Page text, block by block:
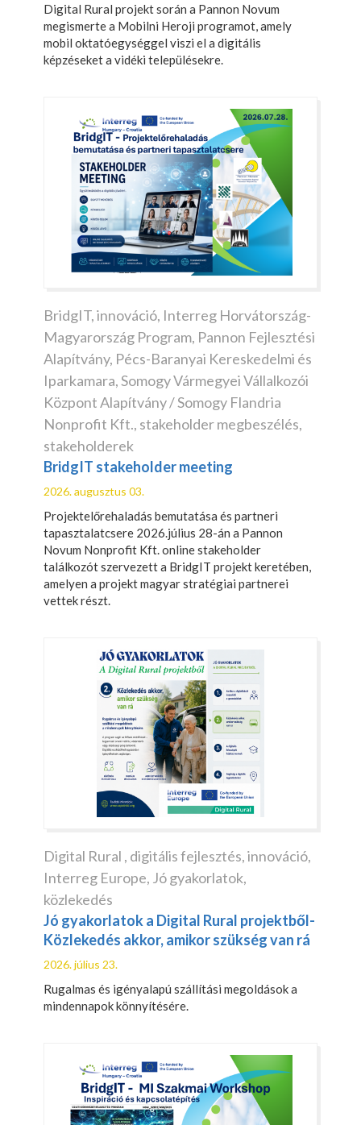
Digital Rural projekt során a Pannon Novum
megismerte a Mobilni Heroji programot, amely
mobil oktatóegységgel viszi el a digitális
képzéseket a vidéki településekre.
BridgIT,innováció, Interreg Horvátország-
Magyarország Program, Pannon Fejlesztési
Alapítvány, Pécs-Baranyai Kereskedelmi és
Iparkamara,Somogy Vármegyei Vállalkozói
Központ Alapítvány / Somogy Flandria
Nonprofit Kft., stakeholder megbeszélés,
stakeholderek
BridgIT stakeholder meeting
2026. augusztus 03.
Projektelőrehaladás bemutatása és partneri
tapasztalatcsere 2026.július 28-án a Pannon
Novum Nonprofit Kft. online stakeholder
találkozót szervezett a BridgIT projekt keretében,
amelyen a projekt magyar stratégiai partnerei
vettek részt.
Digital Rural , digitális fejlesztés,innováció,
Interreg Europe, Jó gyakorlatok,
közlekedés
Jó gyakorlatok a Digital Rural projektből-
Közlekedés akkor, amikor szükség van rá
2026. július 23.
Rugalmas és igényalapú szállítási megoldások a
mindennapok könnyítésére.